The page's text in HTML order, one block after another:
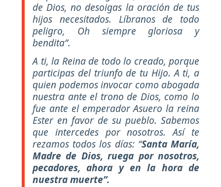
de Dios, no desoigas la oración de tus
hijos necesitados. Líbranos de todo
peligro, Oh siempre gloriosa y
bendita”.
A ti, la Reina de todo lo creado, porque
participas del triunfo de tu Hijo. A ti, a
quien podemos invocar como abogada
nuestra ante el trono de Dios, como lo
fue ante el emperador Asuero la reina
Ester en favor de su pueblo. Sabemos
que intercedes por nosotros. Así te
rezamos todos los días: “Santa María,
Madre de Dios, ruega por nosotros,
pecadores, ahora y en la hora de
nuestra muerte”.